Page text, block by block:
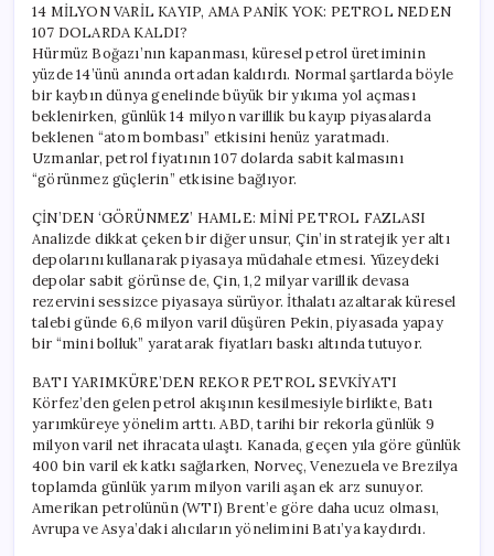
14 MİLYON VARİL KAYIP, AMA PANİK YOK: PETROL NEDEN
107 DOLARDA KALDI?
Hürmüz Boğazı’nın kapanması, küresel petrol üretiminin
yüzde 14’ünü anında ortadan kaldırdı. Normal şartlarda böyle
bir kaybın dünya genelinde büyük bir yıkıma yol açması
beklenirken, günlük 14 milyon varillik bu kayıp piyasalarda
beklenen “atom bombası” etkisini henüz yaratmadı.
Uzmanlar, petrol fiyatının 107 dolarda sabit kalmasını
“görünmez güçlerin” etkisine bağlıyor.
ÇİN’DEN ‘GÖRÜNMEZ’ HAMLE: MİNİ PETROL FAZLASI
Analizde dikkat çeken bir diğer unsur, Çin’in stratejik yer altı
depolarını kullanarak piyasaya müdahale etmesi. Yüzeydeki
depolar sabit görünse de, Çin, 1,2 milyar varillik devasa
rezervini sessizce piyasaya sürüyor. İthalatı azaltarak küresel
talebi günde 6,6 milyon varil düşüren Pekin, piyasada yapay
bir “mini bolluk” yaratarak fiyatları baskı altında tutuyor.
BATI YARIMKÜRE’DEN REKOR PETROL SEVKİYATI
Körfez’den gelen petrol akışının kesilmesiyle birlikte, Batı
yarımküreye yönelim arttı. ABD, tarihi bir rekorla günlük 9
milyon varil net ihracata ulaştı. Kanada, geçen yıla göre günlük
400 bin varil ek katkı sağlarken, Norveç, Venezuela ve Brezilya
toplamda günlük yarım milyon varili aşan ek arz sunuyor.
Amerikan petrolünün (WTI) Brent’e göre daha ucuz olması,
Avrupa ve Asya’daki alıcıların yönelimini Batı’ya kaydırdı.